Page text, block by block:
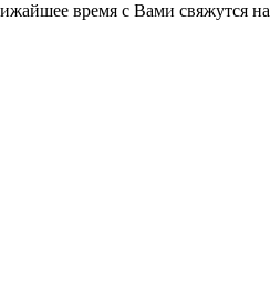
время с Вами свяжутся